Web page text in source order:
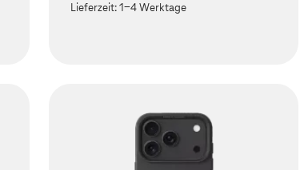
Lieferzeit:1-4 Werktage